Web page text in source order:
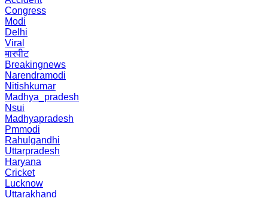
Congress
Modi
Delhi
Viral
मारपीट
Breakingnews
Narendramodi
Nitishkumar
Madhya_pradesh
Nsui
Madhyapradesh
Pmmodi
Rahulgandhi
Uttarpradesh
Haryana
Cricket
Lucknow
Uttarakhand